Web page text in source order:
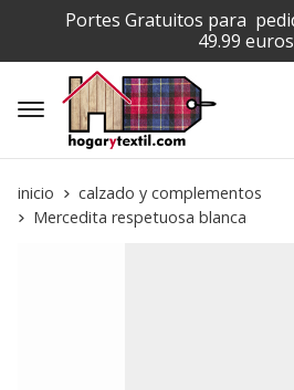
Portes Gratuitos para
49.99
inicio
calzado y complementos
Mercedita respetuosa blanca